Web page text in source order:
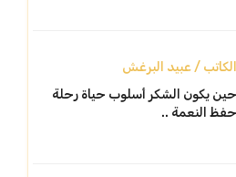
الكاتب / عبيد البرغش
حين يكون الشكر أسلوب حياة رحلة
حفظ النعمة ..